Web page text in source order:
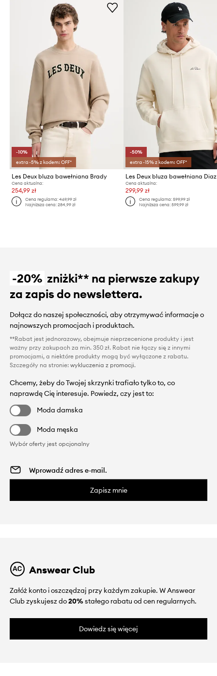
-10%
extra -5% z kodem: OFF*
Les Deux bluza bawełniana Brady
Cena aktualna:
254,99 zł
Cena regularna:469,99 zł
Najniższa cena:284,99 zł
-50%
extra -15% z kodem: OFF*
Les Deux bluza bawełniana Diaz
Cena aktualna:
299,99 zł
Cena regularna: 599,99 zł
Najniższa cena: 599,99 zł
-20% zniżki** na pierwsze zakupy
za zapis do newslettera.
Dołącz do naszej społeczności, aby otrzymywać informacje o
najnowszych promocjach i produktach.
**Rabat jest jednorazowy, obejmuje nieprzecenione produkty i jest
ważny przy zakupach za min. 350 zł. Rabat nie łączy się z innymi
promocjami, a niektóre produkty mogą być wyłączone z rabatu.
Szczegóły na stronie: wykluczenia z promocji.
Chcemy, żeby do Twojej skrzynki trafiało tylko to, co
naprawdę Cię interesuje. Powiedz, czy jest to:
Moda damska
Moda męska
Wybór oferty jest opcjonalny
Zapisz mnie
Answear Club
Załóż konto i oszczędzaj przy każdym zakupie. W Answear
Club zyskujesz do20%stałego rabatu od cen regularnych.
Dowiedz się więcej